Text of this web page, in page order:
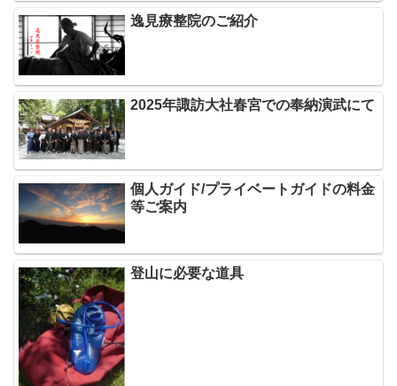
逸見療整院のご紹介
2025年諏訪大社春宮での奉納演武にて
個人ガイド/プライベートガイドの料金
等ご案内
登山に必要な道具